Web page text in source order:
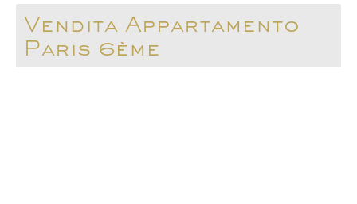
Vendita Appartamento
Paris 6ème